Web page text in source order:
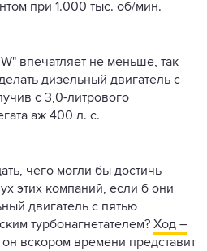
при 1.000 тыс. об/мин.
впечатляет не меньше, так
дизельный двигатель с
с 3,0-литрового
аж 400 л. с.
чего могли бы достичь
этих компаний, если б они
двигатель с пятью
турбонагнетателем? Ход –
он вскором времени представит